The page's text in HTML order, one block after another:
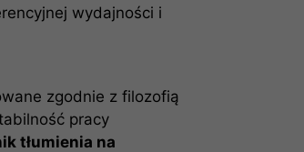
wydajności i
zgodnie z filozofią
pracy
tłumienia na